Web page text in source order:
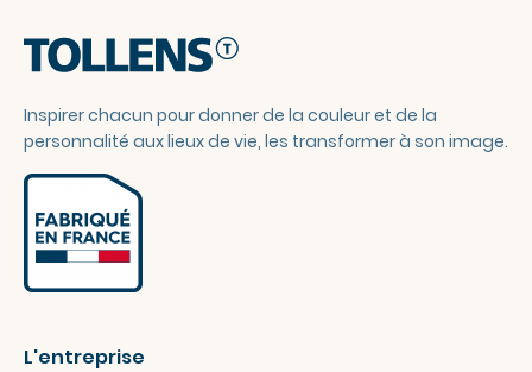
Inspirer chacun pour donner de la couleur et de la
personnalité aux lieux de vie, les transformer à son image.
L'entreprise